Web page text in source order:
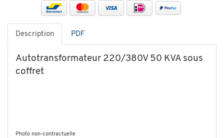
Description PDF
Autotransformateur 220/380V 50 KVA sous
coffret
Photo non-contractuelle